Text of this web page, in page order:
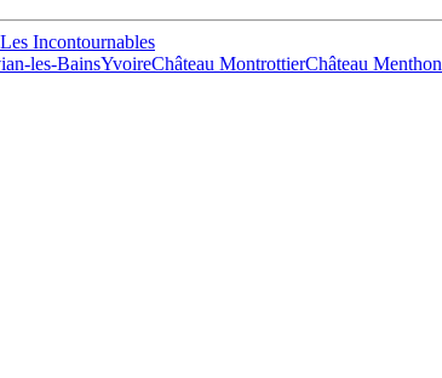
Les Incontournables
les-BainsYvoireChâteau MontrottierChâteau Menthon